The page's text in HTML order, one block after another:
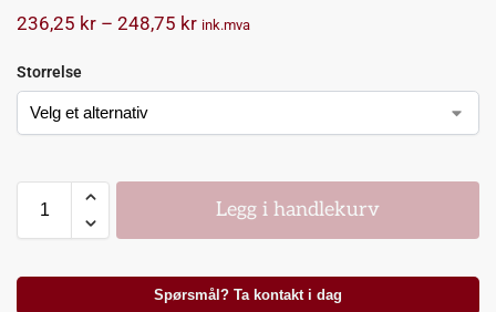
236,25 kr – 248,75 kr ink.mva
Storrelse
Legg i handlekurv
Spørsmål? Ta kontakt i dag